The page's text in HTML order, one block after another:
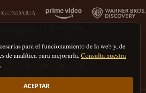
para el funcionamiento de la web y, de
de analítica para mejorarla.Consulta nuestra
ACEPTAR